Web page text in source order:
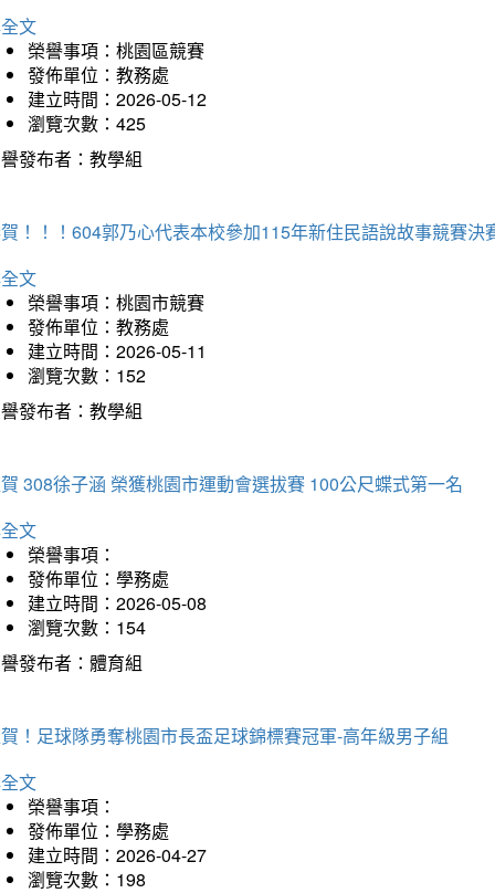
文
榮譽事項：桃園區競賽
發佈單位：教務處
建立時間：2026-05-12
瀏覽次數：425
發布者：教學組
！！！604郭乃心代表本校參加115年新住民語說故事競賽決
文
榮譽事項：桃園市競賽
發佈單位：教務處
建立時間：2026-05-11
瀏覽次數：152
發布者：教學組
308徐子涵 榮獲桃園市運動會選拔賽 100公尺蝶式第一名
文
榮譽事項：
發佈單位：學務處
建立時間：2026-05-08
瀏覽次數：154
發布者：體育組
！足球隊勇奪桃園市長盃足球錦標賽冠軍-高年級男子組
文
榮譽事項：
發佈單位：學務處
建立時間：2026-04-27
瀏覽次數：198